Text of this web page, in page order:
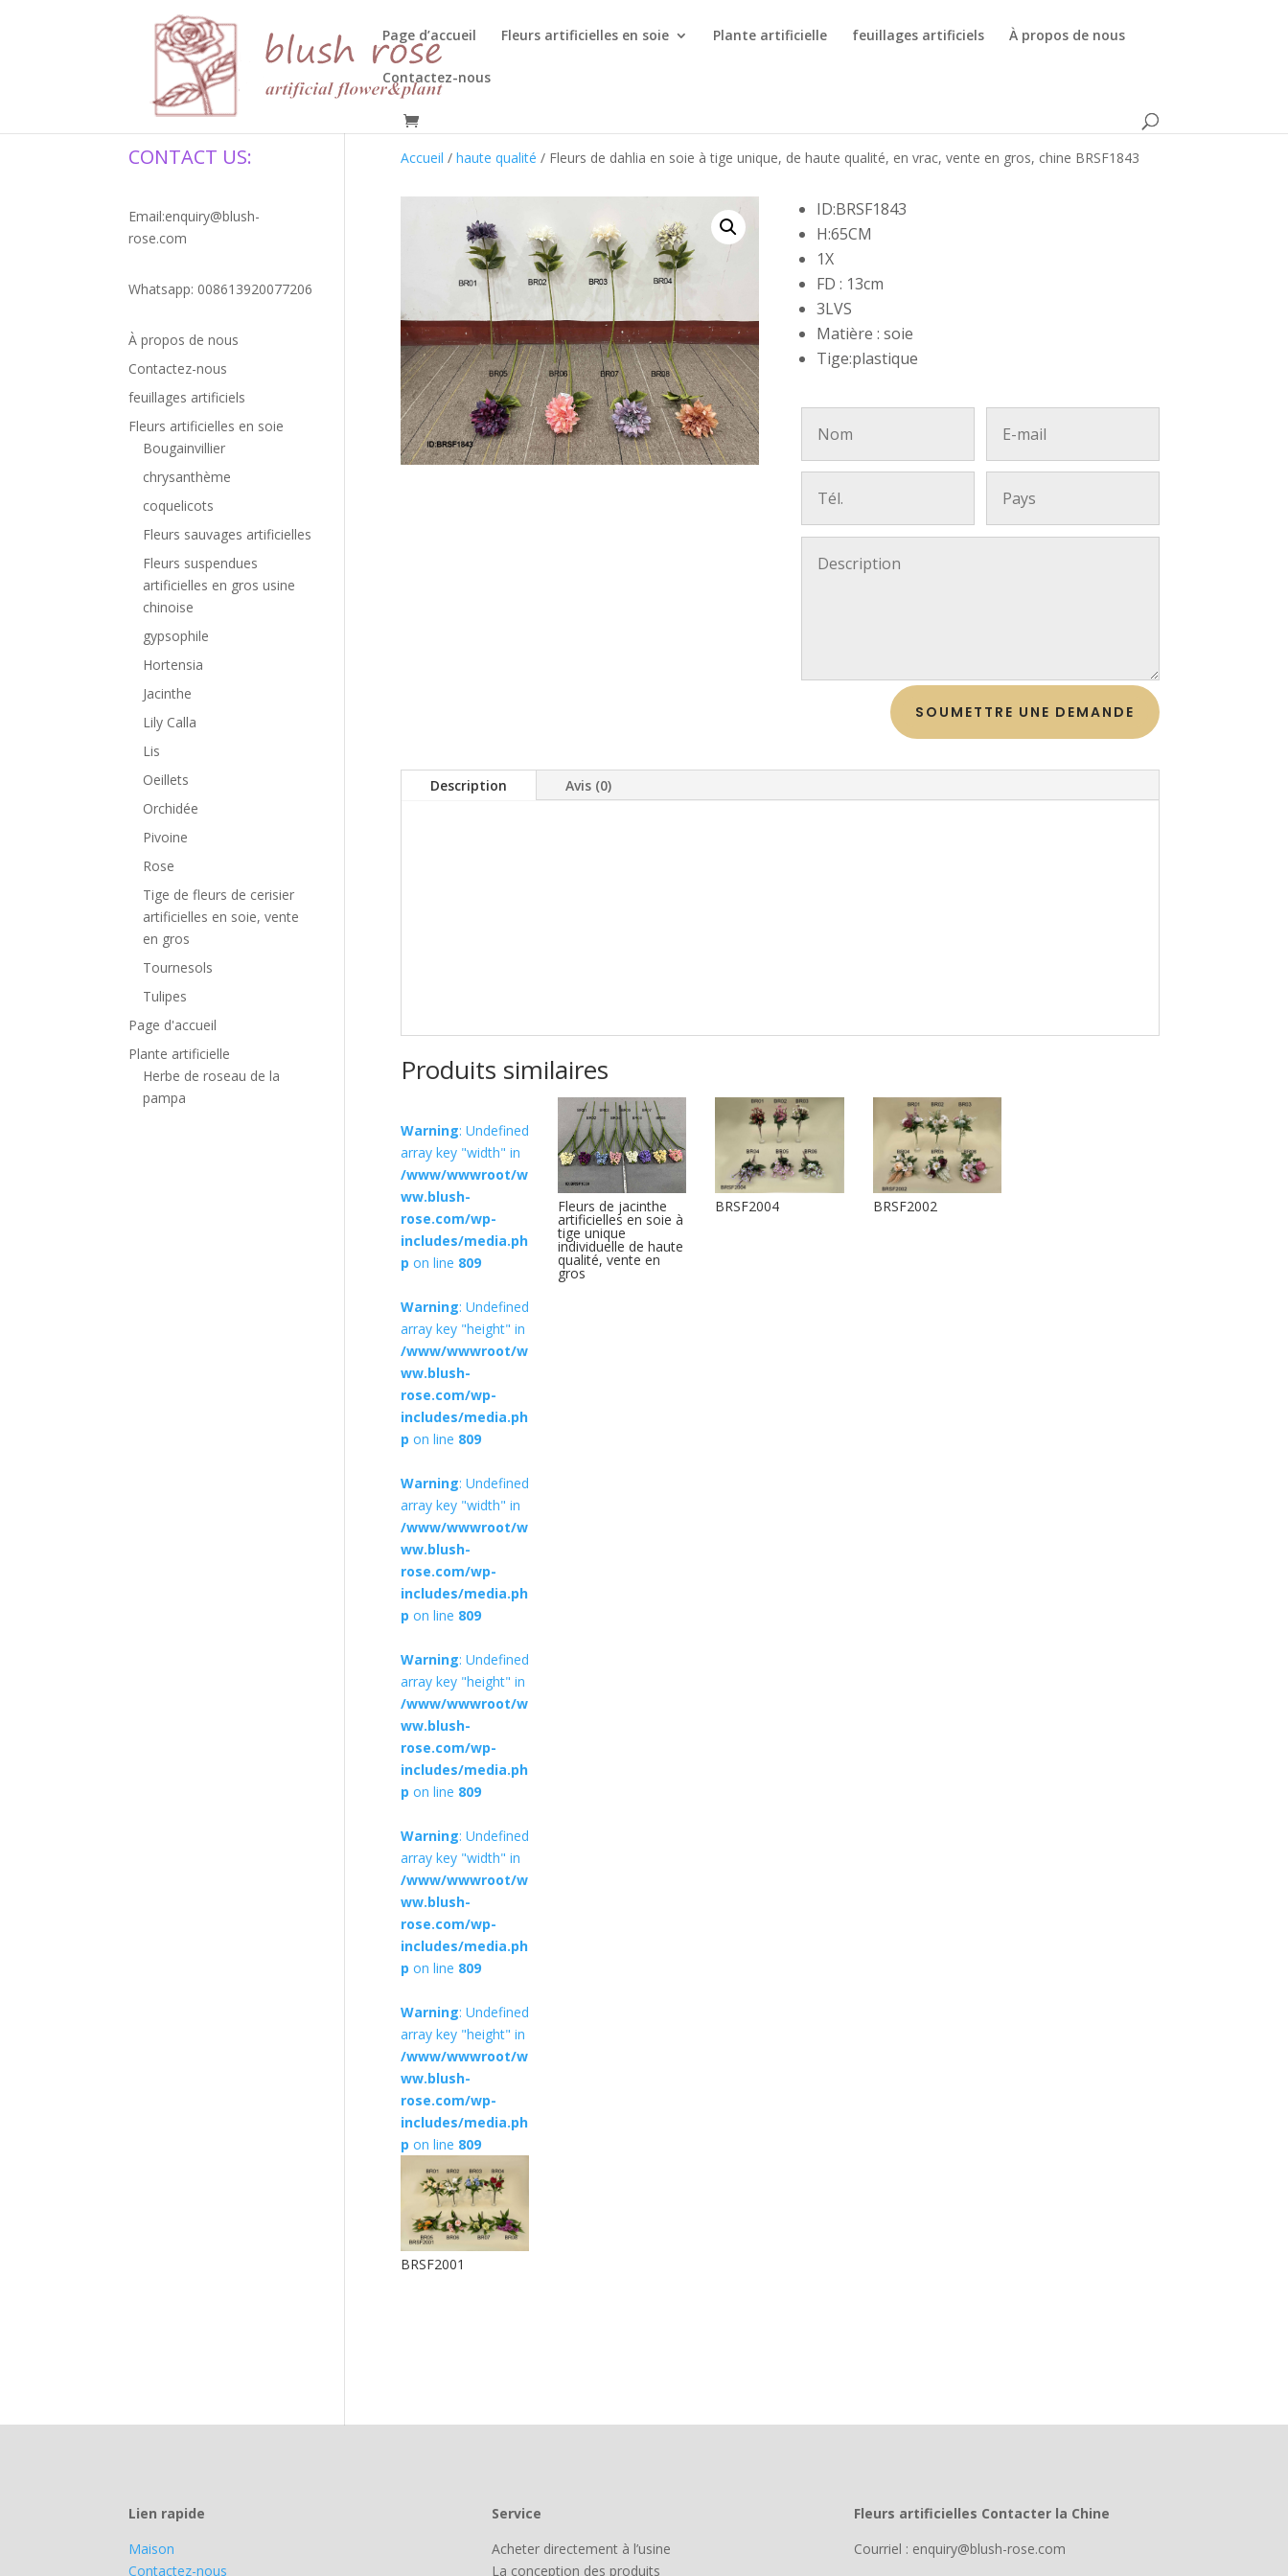
Page d’accueil
Fleurs artificielles en soie Plante artificielle feuillages artificiels À propos de nous
Contactez-nous
Accueil / haute qualité / Fleurs de dahlia en soie à tige unique, de haute qualité, en vrac, vente en gros, chine BRSF1843
ID:BRSF1843
H:65CM
1X
FD : 13cm
3LVS
Matière : soie
Tige:plastique
SOUMETTRE UNE DEMANDE
Description Avis (0)
Produits similaires
Warning: Undefined
array key "width" in
/www/wwwroot/w
ww.blush-
rose.com/wp-
includes/media.ph
p on line 809
Warning: Undefined
array key "height" in
/www/wwwroot/w
ww.blush-
rose.com/wp-
includes/media.ph
p on line 809
Warning: Undefined
array key "width" in
/www/wwwroot/w
ww.blush-
rose.com/wp-
includes/media.ph
p on line 809
Warning: Undefined
array key "height" in
/www/wwwroot/w
ww.blush-
rose.com/wp-
includes/media.ph
p on line 809
Warning: Undefined
array key "width" in
/www/wwwroot/w
ww.blush-
rose.com/wp-
includes/media.ph
p on line 809
Warning: Undefined
array key "height" in
/www/wwwroot/w
ww.blush-
rose.com/wp-
includes/media.ph
p on line 809
BRSF2001
Fleurs de jacinthe
artificielles en soie à
tige unique
individuelle de haute
qualité, vente en
gros
BRSF2004 BRSF2002
CONTACT US:
Email:enquiry@blush-
rose.com
Whatsapp: 008613920077206
À propos de nous
Contactez-nous
feuillages artificiels
Fleurs artificielles en soie
Bougainvillier
chrysanthème
coquelicots
Fleurs sauvages artificielles
Fleurs suspendues
artificielles en gros usine
chinoise
gypsophile
Hortensia
Jacinthe
Lily Calla
Lis
Oeillets
Orchidée
Pivoine
Rose
Tige de fleurs de cerisier
artificielles en soie, vente
en gros
Tournesols
Tulipes
Page d'accueil
Plante artificielle
Herbe de roseau de la
pampa
Lien rapide
Maison
Contactez-nous
Service
Acheter directement à l’usine
La conception des produits
Fleurs artificielles Contacter la Chine
Courriel : enquiry@blush-rose.com